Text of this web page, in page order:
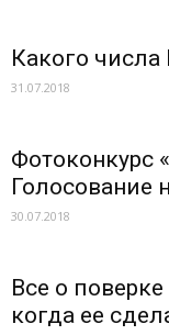
Какого
31.07.2018
Фотоконкурс
Голосование
30.07.2018
Все о
когда ее